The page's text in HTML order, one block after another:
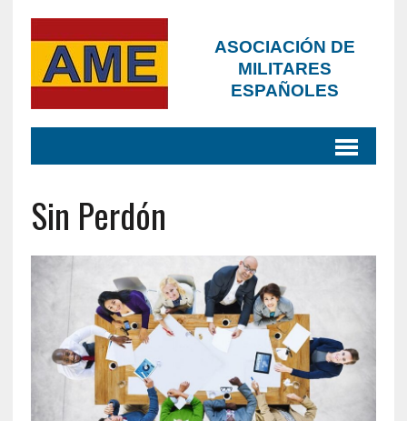
ASOCIACIÓN DE
MILITARES
ESPAÑOLES
Sin Perdón